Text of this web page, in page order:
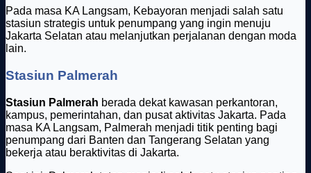
Pada masa KA Langsam, Kebayoran menjadi salah satu
stasiun strategis untuk penumpang yang ingin menuju
Jakarta Selatan atau melanjutkan perjalanan dengan moda
lain.
Stasiun Palmerah
Stasiun Palmerah berada dekat kawasan perkantoran,
kampus, pemerintahan, dan pusat aktivitas Jakarta. Pada
masa KA Langsam, Palmerah menjadi titik penting bagi
penumpang dari Banten dan Tangerang Selatan yang
bekerja atau beraktivitas di Jakarta.